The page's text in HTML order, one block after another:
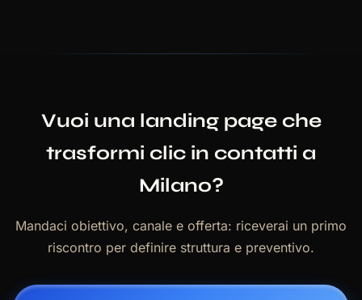
Vuoi una landing page che
trasformi clic in contatti a
Milano?
Mandaci obiettivo, canale e offerta: riceverai un primo
riscontro per definire struttura e preventivo.